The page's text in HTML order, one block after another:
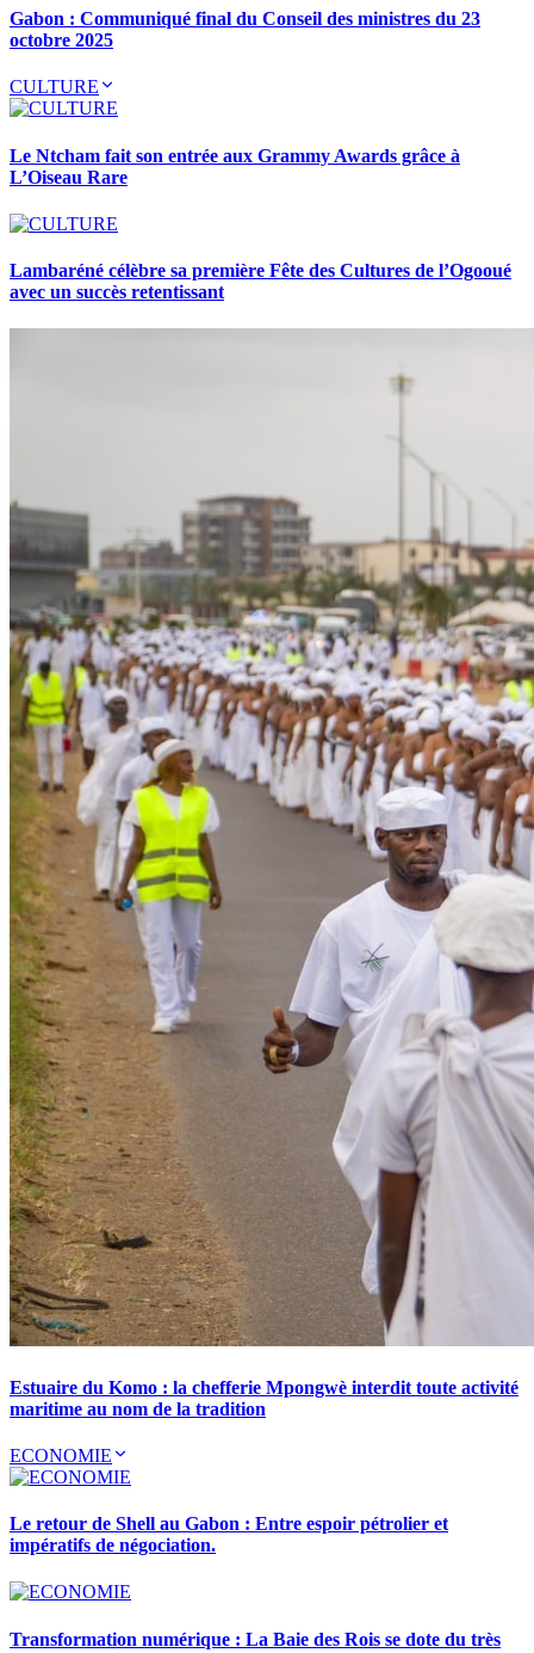
Gabon : Communiqué final du Conseil des ministres du 23
octobre 2025
CULTURE
Le Ntcham fait son entrée aux Grammy Awards grâce à
L’Oiseau Rare
Lambaréné célèbre sa première Fête des Cultures de l’Ogooué
avec un succès retentissant
Estuaire du Komo : la chefferie Mpongwè interdit toute activité
maritime au nom de la tradition
ECONOMIE
Le retour de Shell au Gabon : Entre espoir pétrolier et
impératifs de négociation.
Transformation numérique : La Baie des Rois se dote du très